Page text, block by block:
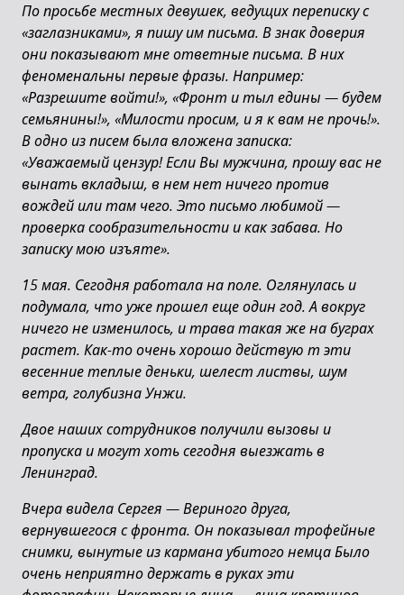
По просьбе местных девушек, ведущих переписку с
«заглазниками», я пишу им письма. В знак доверия
они показывают мне ответные письма. В них
феноменальны первые фразы. Например:
«Разрешите войти!», «Фронт и тыл едины — будем
семьянины!», «Милости просим, и я к вам не прочь!».
В одно из писем была вложена записка:
«Уважаемый цензур! Если Вы мужчина, прошу вас не
вынать вкладыш, в нем нет ничего против
вождей или там чего. Это письмо любимой —
проверка сообразительности и как забава. Но
записку мою изъяте».
15 мая. Сегодня работала на поле. Оглянулась и
подумала, что уже прошел еще один год. А вокруг
ничего не изменилось, и трава такая же на буграх
растет. Как-то очень хорошо действую т эти
весенние теплые деньки, шелест листвы, шум
ветра, голубизна Унжи.
Двое наших сотрудников получили вызовы и
пропуска и могут хоть сегодня выезжать в
Ленинград.
Вчера видела Сергея — Вериного друга,
вернувшегося с фронта. Он показывал трофейные
снимки, вынутые из кармана убитого немца Было
очень неприятно держать в руках эти